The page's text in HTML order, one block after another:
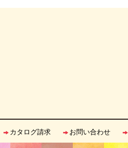
カタログ請求 お問い合わせ